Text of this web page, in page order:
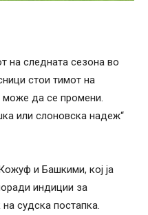
на следната сезона во
стои тимот на
може да се промени.
или слоновска надеж“
и Башкими, кој ја
индиции за
судска постапка.